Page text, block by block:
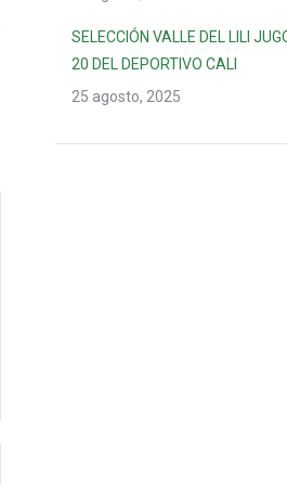
SELECCIÓN VALLE DEL LILI
20 DEL DEPORTIVO CALI
25 agosto, 2025